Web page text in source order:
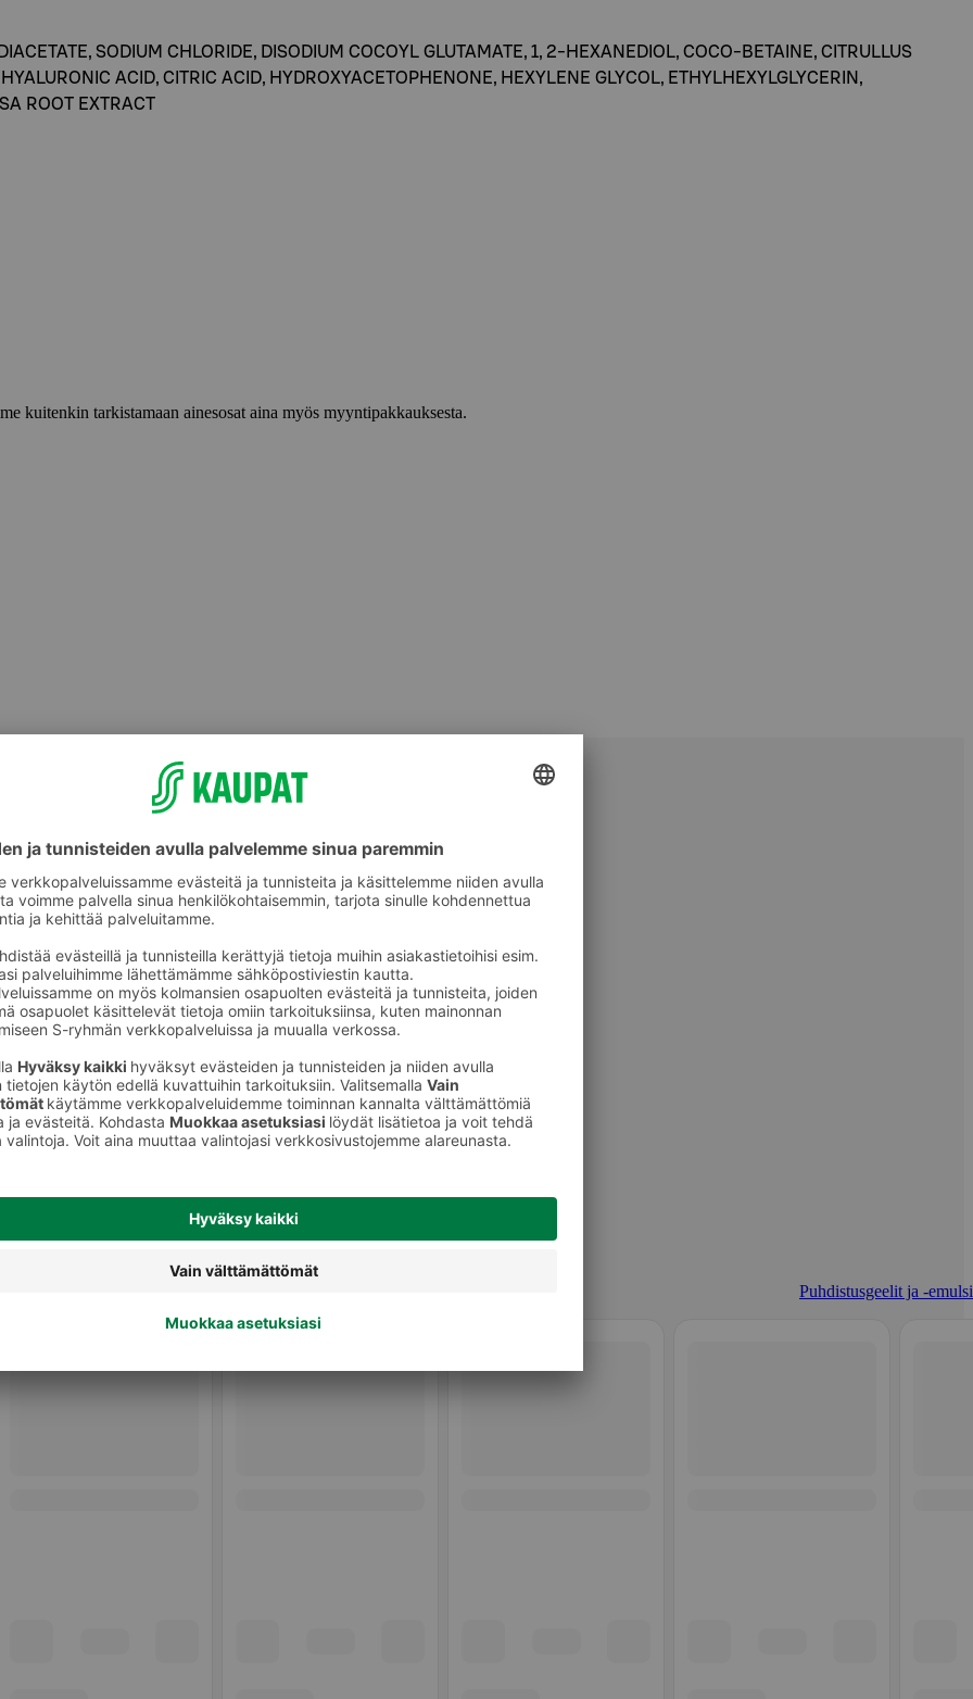
SODIUM CHLORIDE, DISODIUM COCOYL GLUTAMATE, 1, 2-HEXANEDIOL, COCO-BETAINE, CITRULLUS
ACID, CITRIC ACID, HYDROXYACETOPHENONE, HEXYLENE GLYCOL, ETHYLHEXYLGLYCERIN,
ROOT EXTRACT
kuitenkin tarkistamaan ainesosat aina myös myyntipakkauksesta.
Puhdistusgeelit ja -emulsiot
Puhdistusgeelit ja -